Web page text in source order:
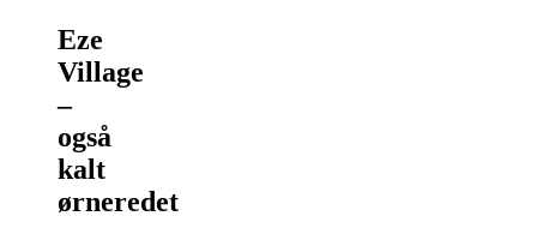
Eze
Village
–
også
kalt
ørneredet